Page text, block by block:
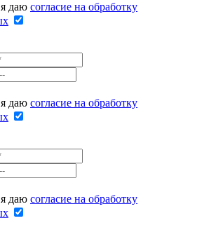
даю согласие на обработку
даю согласие на обработку
даю согласие на обработку